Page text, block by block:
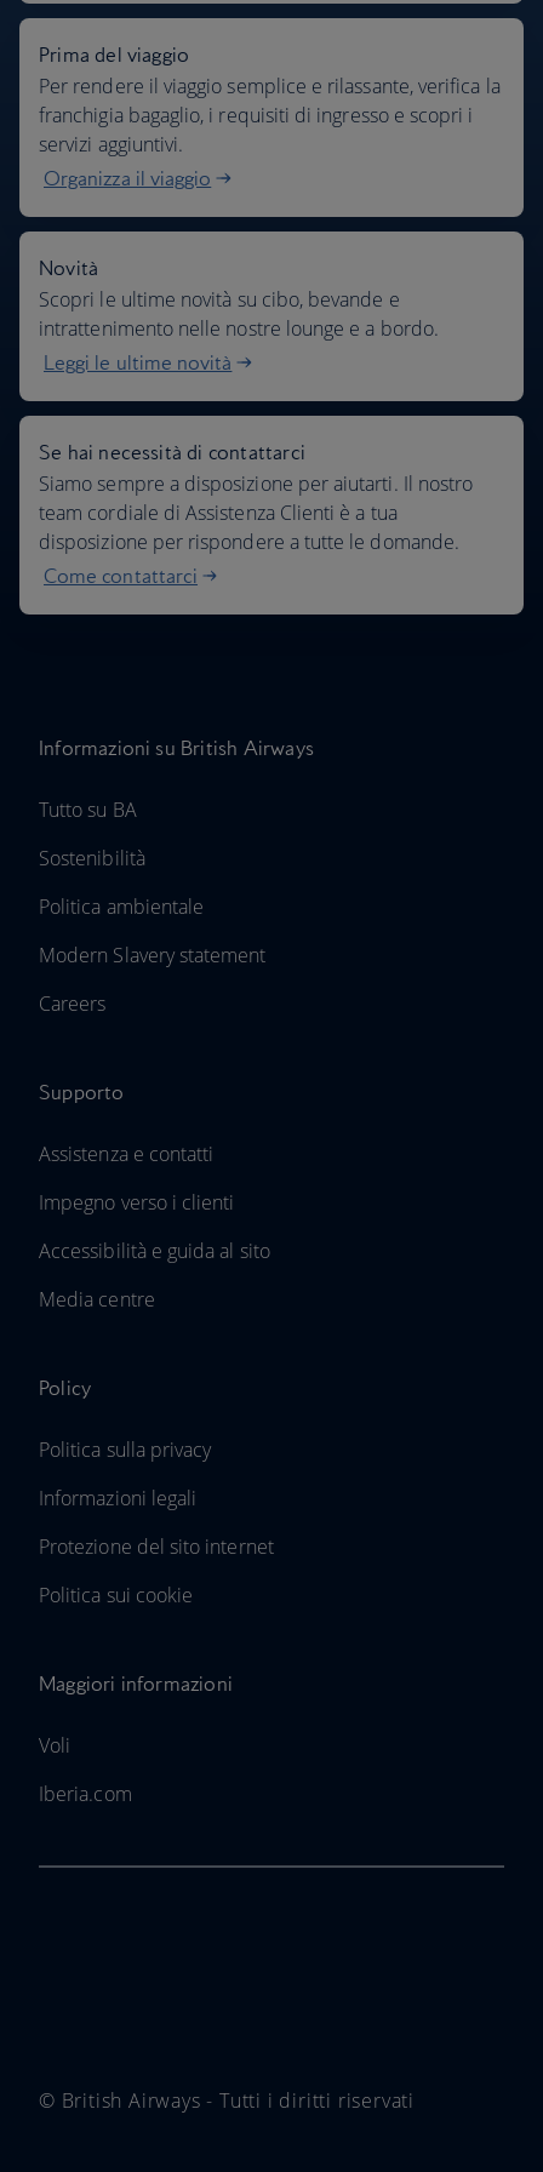
Prima del viaggio
Per rendere il viaggio semplice e rilassante, verifica la
franchigia bagaglio, i requisiti di ingresso e scopri i
servizi aggiuntivi.
Organizza il viaggio
Novità
Scopri le ultime novità su cibo, bevande e
intrattenimento nelle nostre lounge e a bordo.
Leggi le ultime novità
Se hai necessità di contattarci
Siamo sempre a disposizione per aiutarti. Il nostro
team cordiale di Assistenza Clienti è a tua
disposizione per rispondere a tutte le domande.
Come contattarci
Informazioni su British Airways
Tutto su BA
Sostenibilità
Politica ambientale
Modern Slavery statement
Careers
Supporto
Assistenza e contatti
Impegno verso i clienti
Accessibilità e guida al sito
Media centre
Policy
Politica sulla privacy
Informazioni legali
Protezione del sito internet
Politica sui cookie
Maggiori informazioni
Voli
Iberia.com
© British Airways - Tutti i diritti riservati